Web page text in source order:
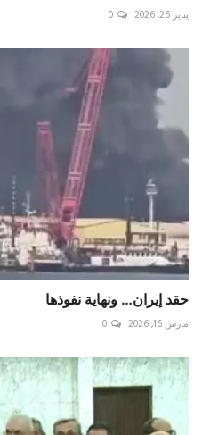
يناير 26, 2026 0
حقد إيران… ونهاية نفوذها
مارس 16, 2026 0